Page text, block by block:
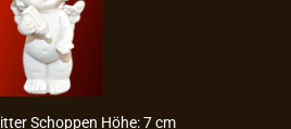
Schop­pen Höhe: 7 cm